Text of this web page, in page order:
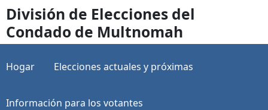
División de Elecciones del
Condado de Multnomah
Hogar Elecciones actuales y próximas
Información para los votantes